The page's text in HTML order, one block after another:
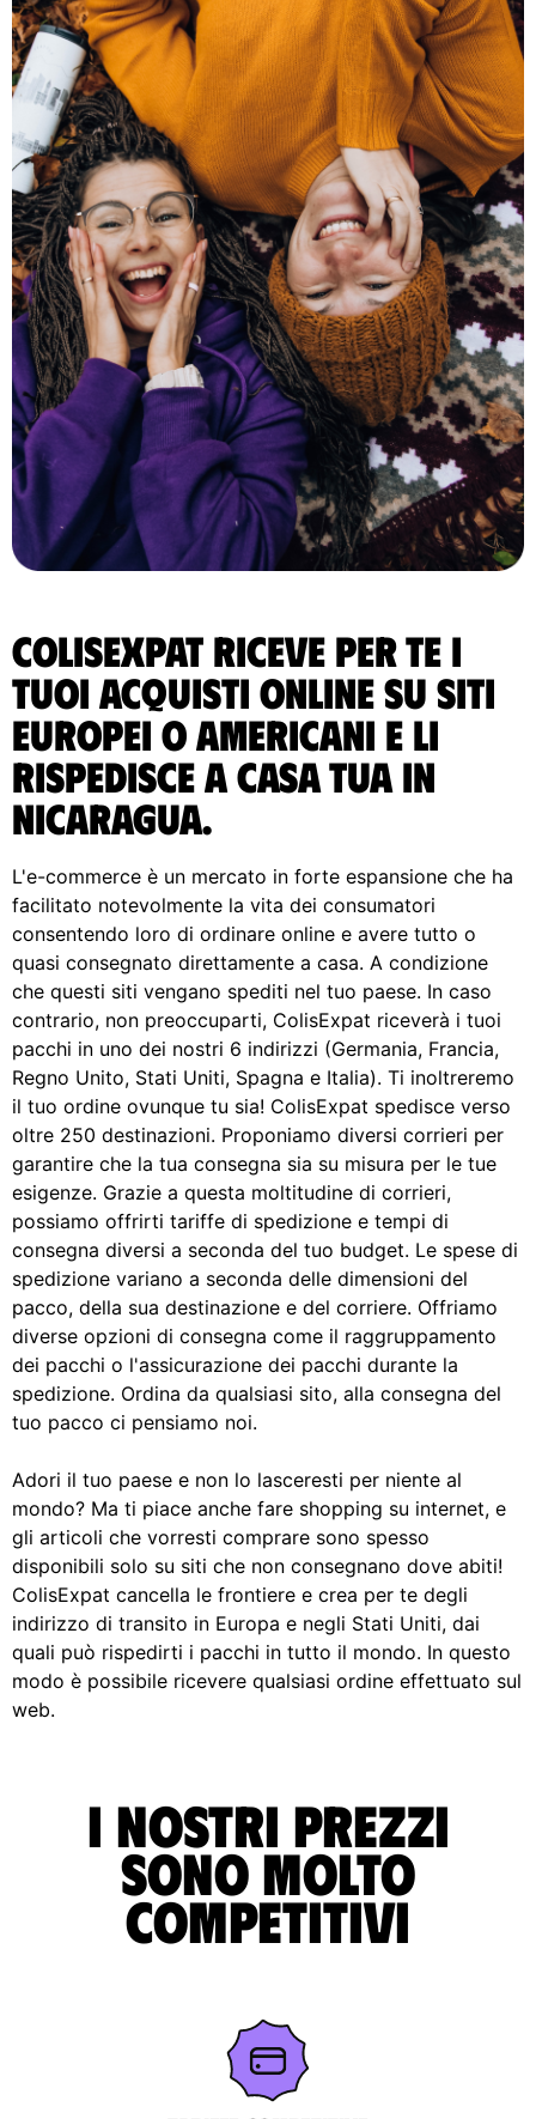
ColisExpat riceve per te i
tuoi acquisti online su siti
europei o americani e li
rispedisce A casa tua in
Nicaragua.
L'e-commerce è un mercato in forte espansione che ha
facilitato notevolmente la vita dei consumatori
consentendo loro di ordinare online e avere tutto o
quasi consegnato direttamente a casa. A condizione
che questi siti vengano spediti nel tuo paese. In caso
contrario, non preoccuparti, ColisExpat riceverà i tuoi
pacchi in uno dei nostri 6 indirizzi (Germania, Francia,
Regno Unito, Stati Uniti, Spagna e Italia). Ti inoltreremo
il tuo ordine ovunque tu sia! ColisExpat spedisce verso
oltre 250 destinazioni. Proponiamo diversi corrieri per
garantire che la tua consegna sia su misura per le tue
esigenze. Grazie a questa moltitudine di corrieri,
possiamo offrirti tariffe di spedizione e tempi di
consegna diversi a seconda del tuo budget. Le spese di
spedizione variano a seconda delle dimensioni del
pacco, della sua destinazione e del corriere. Offriamo
diverse opzioni di consegna come il raggruppamento
dei pacchi o l'assicurazione dei pacchi durante la
spedizione. Ordina da qualsiasi sito, alla consegna del
tuo pacco ci pensiamo noi.
Adori il tuo paese e non lo lasceresti per niente al
mondo? Ma ti piace anche fare shopping su internet, e
gli articoli che vorresti comprare sono spesso
disponibili solo su siti che non consegnano dove abiti!
ColisExpat cancella le frontiere e crea per te degli
indirizzo di transito in Europa e negli Stati Uniti, dai
quali può rispedirti i pacchi in tutto il mondo. In questo
modo è possibile ricevere qualsiasi ordine effettuato sul
web.
I nostri prezzi
sono molto
competitivi